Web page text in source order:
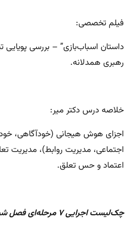
فیلم تخصصی:
داستان اسباب‌بازی” – بررسی پویایی
رهبری همدلانه.
خلاصه درس دکتر میر:
اجزای هوش هیجانی (خودآگاهی،
اجتماعی، مدیریت روابط)، مدیریت
اعتماد و حس تعلق.
چک‌لیست اجرایی ۷ مرحله‌ای فصل ششم: